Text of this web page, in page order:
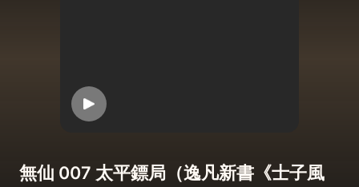
無仙 007 太平鏢局（逸凡新書《士子風